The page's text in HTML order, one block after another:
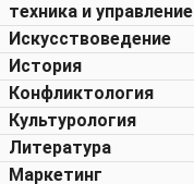
техника и управление
Искусствоведение
История
Конфликтология
Культурология
Литература
Маркетинг